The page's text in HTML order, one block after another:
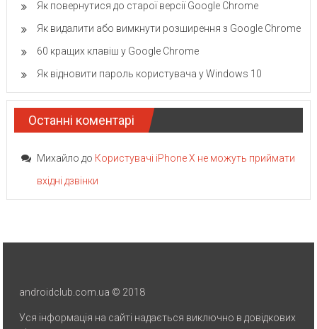
Як повернутися до старої версії Google Chrome
Як видалити або вимкнути розширення з Google Chrome
60 кращих клавіш у Google Chrome
Як відновити пароль користувача у Windows 10
Останні коментарі
Михайло до Користувачі iPhone X не можуть приймати
вхідні дзвінки
androidclub.com.ua © 2018
Уся інформація на сайті надається виключно в довідкових